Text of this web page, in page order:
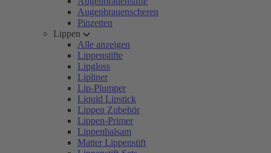
Augenbrauenscheren
Pinzetten
Lippen
Alle anzeigen
Lippenstifte
Lipgloss
Lipliner
Lip-Plumper
Liquid Lipstick
Lippen Zubehör
Lippen-Primer
Lippenbalsam
Matter Lippenstift